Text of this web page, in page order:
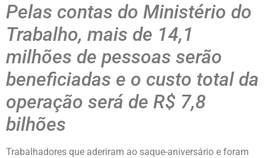
Pelas contas do Ministério do
Trabalho, mais de 14,1
milhões de pessoas serão
beneficiadas e o custo total da
operação será de R$ 7,8
bilhões
Trabalhadores que aderiram ao saque-aniversário e foram